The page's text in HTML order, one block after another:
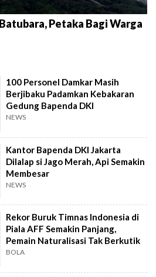
Petaka Bagi Warga
100 Personel Damkar Masih
Berjibaku Padamkan Kebakaran
Gedung Bapenda DKI
NEWS
Kantor Bapenda DKI Jakarta
Dilalap si Jago Merah, Api Semakin
Membesar
NEWS
Rekor Buruk Timnas Indonesia di
Piala AFF Semakin Panjang,
Pemain Naturalisasi Tak Berkutik
BOLA